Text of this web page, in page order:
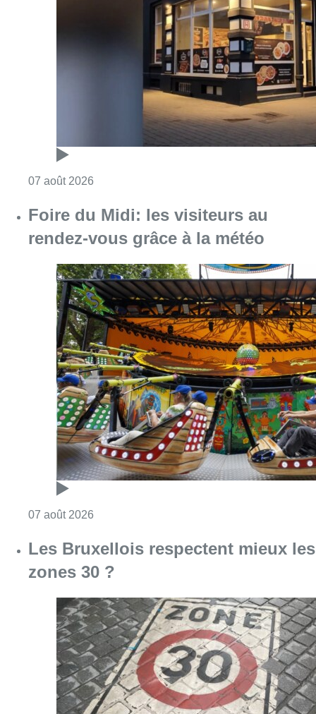
Foire du Midi: les visiteurs au
rendez-vous grâce à la météo
07 août 2026 Consulter l'article "Foire du Midi: les
Les Bruxellois respectent mieux les
zones 30 ?
07 août 2026Consulter l'article "Les Bruxellois
Deux mineurs interpellés après un